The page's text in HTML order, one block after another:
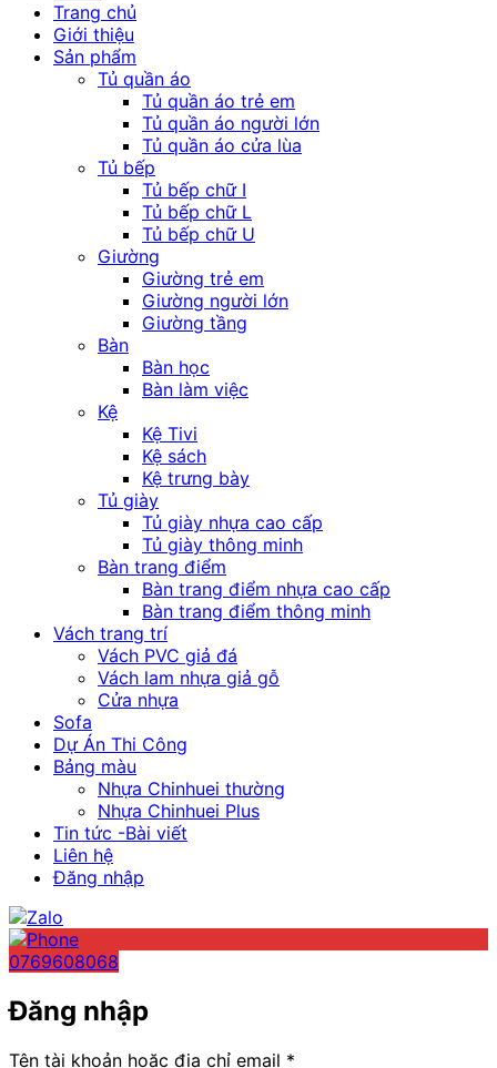
Trang chủ
Giới thiệu
Sản phẩm
Tủ quần áo
Tủ quần áo trẻ em
Tủ quần áo người lớn
Tủ quần áo cửa lùa
Tủ bếp
Tủ bếp chữ I
Tủ bếp chữ L
Tủ bếp chữ U
Giường
Giường trẻ em
Giường người lớn
Giường tầng
Bàn
Bàn học
Bàn làm việc
Kệ
Kệ Tivi
Kệ sách
Kệ trưng bày
Tủ giày
Tủ giày nhựa cao cấp
Tủ giày thông minh
Bàn trang điểm
Bàn trang điểm nhựa cao cấp
Bàn trang điểm thông minh
Vách trang trí
Vách PVC giả đá
Vách lam nhựa giả gỗ
Cửa nhựa
Sofa
Dự Án Thi Công
Bảng màu
Nhựa Chinhuei thường
Nhựa Chinhuei Plus
Tin tức -Bài viết
Liên hệ
Đăng nhập
0769608068
Đăng nhập
Tên tài khoản hoặc địa chỉ email *